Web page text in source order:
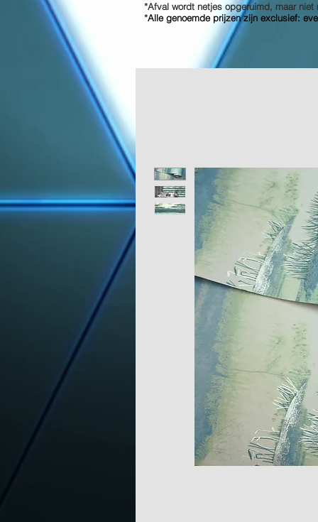
*Afval wordt netjes opgeruimd, maar niet
*Alle genoemde prijzen zijn exclusief: